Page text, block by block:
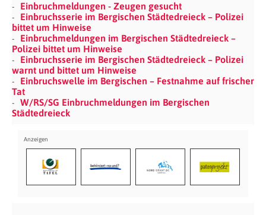
Einbruchmeldungen - Zeugen gesucht
Einbruchsserie im Bergischen Städtedreieck – Polizei
bittet um Hinweise
Einbruchmeldungen im Bergischen Städtedreieck –
Polizei bittet um Hinweise
Einbruchsserie im Bergischen Städtedreieck – Polizei
warnt und bittet um Hinweise
Einbruchswelle im Bergischen – Festnahme auf frischer
Tat
W/RS/SG Einbruchmeldungen im Bergischen
Städtedreieck